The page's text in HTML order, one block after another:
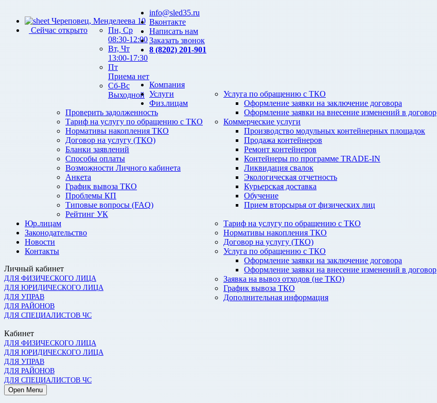
Череповец, Менделеева 10
Сейчас открыто
Пн, Ср
08:30-12:00
Вт, Чт
13:00-17:30
Пт
Приема нет
Сб-Вс
Выходной
info@sled35.ru
Вконтакте
Написать нам
Заказать звонок
8 (8202) 201-901
Компания
Услуги
Услуга по обращению с ТКО
Оформление заявки на заключение договора
Оформление заявки на внесение изменений в договор
Коммерческие услуги
Производство модульных контейнерных площадок
Продажа контейнеров
Ремонт контейнеров
Контейнеры по программе TRADE-IN
Ликвидация свалок
Экологическая отчетность
Курьерская доставка
Обучение
Прием вторсырья от физических лиц
Физ.лицам
Проверить задолженность
Тариф на услугу по обращению с ТКО
Нормативы накопления ТКО
Договор на услугу (ТКО)
Бланки заявлений
Способы оплаты
Возможности Личного кабинета
Анкета
График вывоза ТКО
Проблемы КП
Типовые вопросы (FAQ)
Рейтинг УК
Юр.лицам
Тариф на услугу по обращению с ТКО
Нормативы накопления ТКО
Договор на услугу (ТКО)
Услуга по обращению с ТКО
Оформление заявки на заключение договора
Оформление заявки на внесение изменений в договор
Заявка на вывоз отходов (не ТКО)
График вывоза ТКО
Дополнительная информация
Законодательство
Новости
Контакты
Личный кабинет
ДЛЯ ФИЗИЧЕСКОГО ЛИЦА
ДЛЯ ЮРИДИЧЕСКОГО ЛИЦА
ДЛЯ УПРАВ
ДЛЯ РАЙОНОВ
ДЛЯ СПЕЦИАЛИСТОВ ЧС
Кабинет
ДЛЯ ФИЗИЧЕСКОГО ЛИЦА
ДЛЯ ЮРИДИЧЕСКОГО ЛИЦА
ДЛЯ УПРАВ
ДЛЯ РАЙОНОВ
ДЛЯ СПЕЦИАЛИСТОВ ЧС
Open Menu